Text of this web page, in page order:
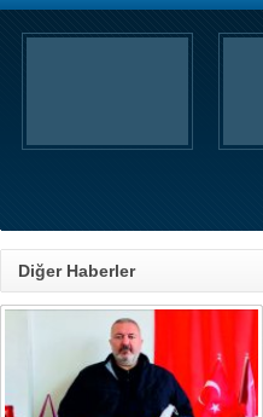
Diğer Haberler